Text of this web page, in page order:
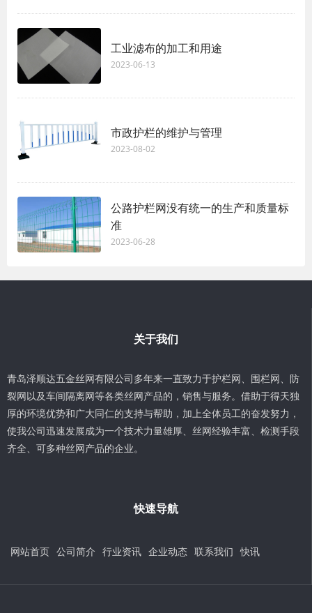
工业滤布的加工和用途
2023-06-13
市政护栏的维护与管理
2023-08-02
公路护栏网没有统一的生产和质量标
准
2023-06-28
关于我们
青岛泽顺达五金丝网有限公司多年来一直致力于护栏网、围栏网、防
裂网以及车间隔离网等各类丝网产品的，销售与服务。借助于得天独
厚的环境优势和广大同仁的支持与帮助，加上全体员工的奋发努力，
使我公司迅速发展成为一个技术力量雄厚、丝网经验丰富、检测手段
齐全、可多种丝网产品的企业。
快速导航
网站首页 公司简介 行业资讯 企业动态 联系我们 快讯